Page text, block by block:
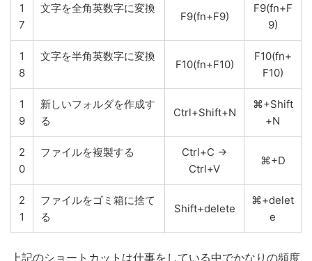
1
7
文字を全角英数字に変換
F9(fn+F9)
F9(fn+F
9)
1
8
文字を半角英数字に変換
F10(fn+F10)
F10(fn+
F10)
1
9
新しいフォルダを作成す
る
Ctrl+Shift+N
⌘+Shift
+N
2
0
ファイルを複製する
Ctrl+C →
Ctrl+V
⌘+D
2
1
ファイルをゴミ箱に捨て
る
Shift+delete
⌘+delet
e
上記のショートカットは仕事をしている中でかなりの頻度